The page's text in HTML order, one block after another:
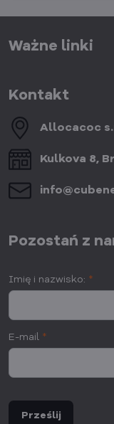
Ważne linki
Kontakt
Allocacoc
Kulkova 8,
Pozostań z
Imię i nazwisko: *
E-mail *
Prześlij